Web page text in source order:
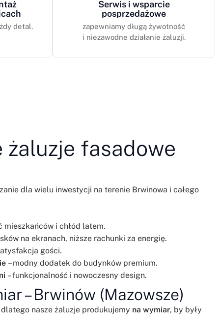
detal.
Serwis i wsparcie
posprzedażowe
zapewniamy długą żywotność
i niezawodne działanie żaluzji.
żaluzje fasadowe
dla wielu inwestycji na terenie Brwinowa i całego
mieszkańców i chłód latem.
na ekranach, niższe rachunki za energię.
gości.
– modny dodatek do budynków premium.
– funkcjonalność i nowoczesny design.
– Brwinów (Mazowsze)
nasze żaluzje produkujemy na wymiar, by były